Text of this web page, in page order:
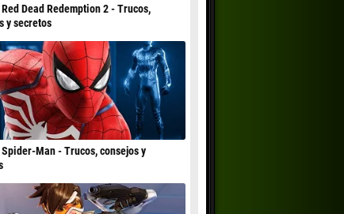
Dead Redemption 2 - Trucos,
y secretos
Spider-Man - Trucos, consejos y